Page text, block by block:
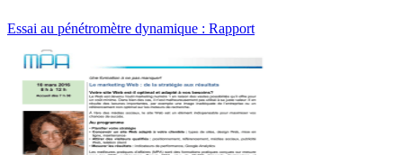
Essai au pénétromètre dynamique : Rapport